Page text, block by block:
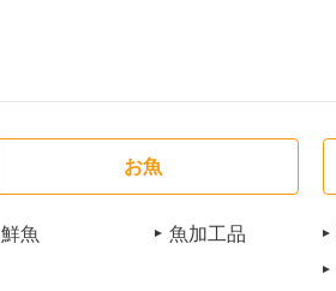
お魚
鮮魚 魚加工品